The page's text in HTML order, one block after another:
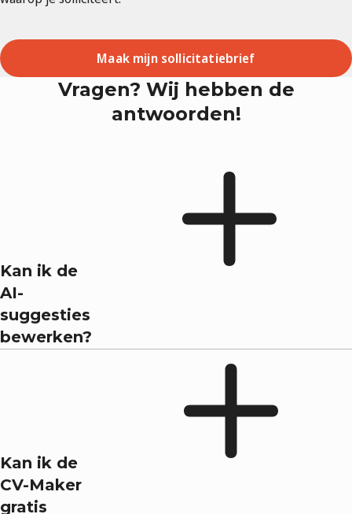
Maak mijn sollicitatiebrief
Vragen? Wij hebben de
antwoorden!
Kan ik de
AI-
suggesties
bewerken?
Kan ik de
CV-Maker
gratis